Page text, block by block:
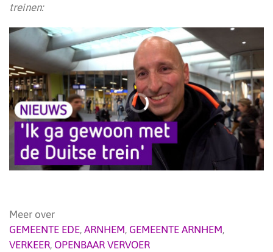
treinen:
Meer over
GEMEENTE EDE, ARNHEM, GEMEENTE ARNHEM,
VERKEER, OPENBAAR VERVOER